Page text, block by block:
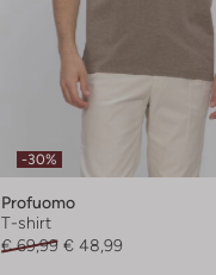
-30%
Profuomo
T-shirt
€ 69,99 € 48,99